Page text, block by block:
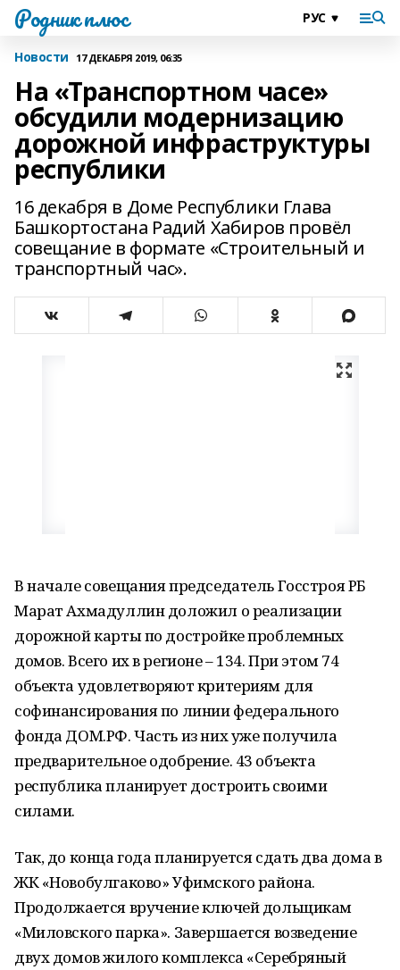
Родник плюс
Новости 17 ДЕКАБРЯ 2019, 06:35
На «Транспортном часе»
обсудили модернизацию
дорожной инфраструктуры
республики
16 декабря в Доме Республики Глава
Башкортостана Радий Хабиров провёл
совещание в формате «Строительный и
транспортный час».
В начале совещания председатель Госстроя РБ
Марат Ахмадуллин доложил о реализации
дорожной карты по достройке проблемных
домов. Всего их в регионе – 134. При этом 74
объекта удовлетворяют критериям для
софинансирования по линии федерального
фонда ДОМ.РФ. Часть из них уже получила
предварительное одобрение. 43 объекта
республика планирует достроить своими
силами.
Так, до конца года планируется сдать два дома в
ЖК «Новобулгаково» Уфимского района.
Продолжается вручение ключей дольщикам
«Миловского парка». Завершается возведение
двух домов жилого комплекса «Серебряный